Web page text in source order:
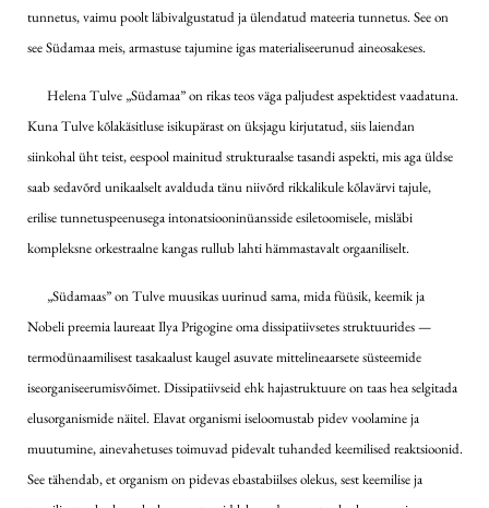
tunnetus, vaimu poolt läbivalgustatud ja ülendatud mateeria tunnetus. See on
see Südamaa meis, armastuse tajumine igas materialiseerunud aineosakeses.
Helena Tulve „Südamaa” on rikas teos väga paljudest aspektidest vaadatuna.
Kuna Tulve kõlakäsitluse isikupärast on üksjagu kirjutatud, siis laiendan
siinkohal üht teist, eespool mainitud strukturaalse tasandi aspekti, mis aga üldse
saab sedavõrd unikaalselt avalduda tänu niivõrd rikkalikule kõlavärvi tajule,
erilise tunnetuspeenusega intonatsiooninüansside esiletoomisele, misläbi
kompleksne orkestraalne kangas rullub lahti hämmastavalt orgaaniliselt.
„Südamaas” on Tulve muusikas uurinud sama, mida füüsik, keemik ja
Nobeli preemia laureaat Ilya Prigogine oma dissipatiivsetes struktuurides —
termodünaamilisest tasakaalust kaugel asuvate mittelineaarsete süsteemide
iseorganiseerumisvõimet. Dissipatiivseid ehk hajastruktuure on taas hea selgitada
elusorganismide näitel. Elavat organismi iseloomustab pidev voolamine ja
muutumine, ainevahetuses toimuvad pidevalt tuhanded keemilised reaktsioonid.
See tähendab, et organism on pidevas ebastabiilses olekus, sest keemilise ja